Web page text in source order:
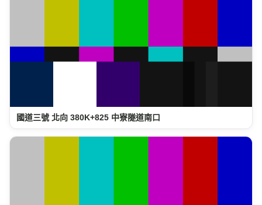
國道三號 北向 380K+825 中寮隧道南口